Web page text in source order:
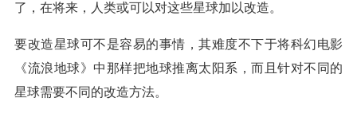
了，在将来，人类或可以对这些星球加以改造。
要改造星球可不是容易的事情，其难度不下于将科幻电影
《流浪地球》中那样把地球推离太阳系，而且针对不同的
星球需要不同的改造方法。